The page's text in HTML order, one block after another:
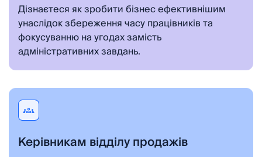
Дізнаєтеся як зробити бізнес ефективнішим
унаслідок збереження часу працівників та
фокусуванню на угодах замість
адміністративних завдань.
Керівникам відділу продажів